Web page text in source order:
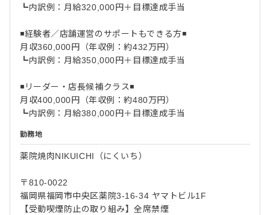
┗内訳例：月給320,000円＋目標達成手当
◾️経験者／店舗運営のサポートもできる方◾️
月収360,000円（年収例：約432万円）
┗内訳例：月給350,000円＋目標達成手当
◾️リーダー・店長候補クラス◾️
月収400,000円（年収例：約480万円）
┗内訳例：月給380,000円＋目標達成手当
勤務地
薬院焼肉NIKUICHI（にくいち）
〒810-0022
福岡県福岡市中央区薬院3-16-34 ヤマトビル1F
【受動喫煙防止の取り組み】全席禁煙